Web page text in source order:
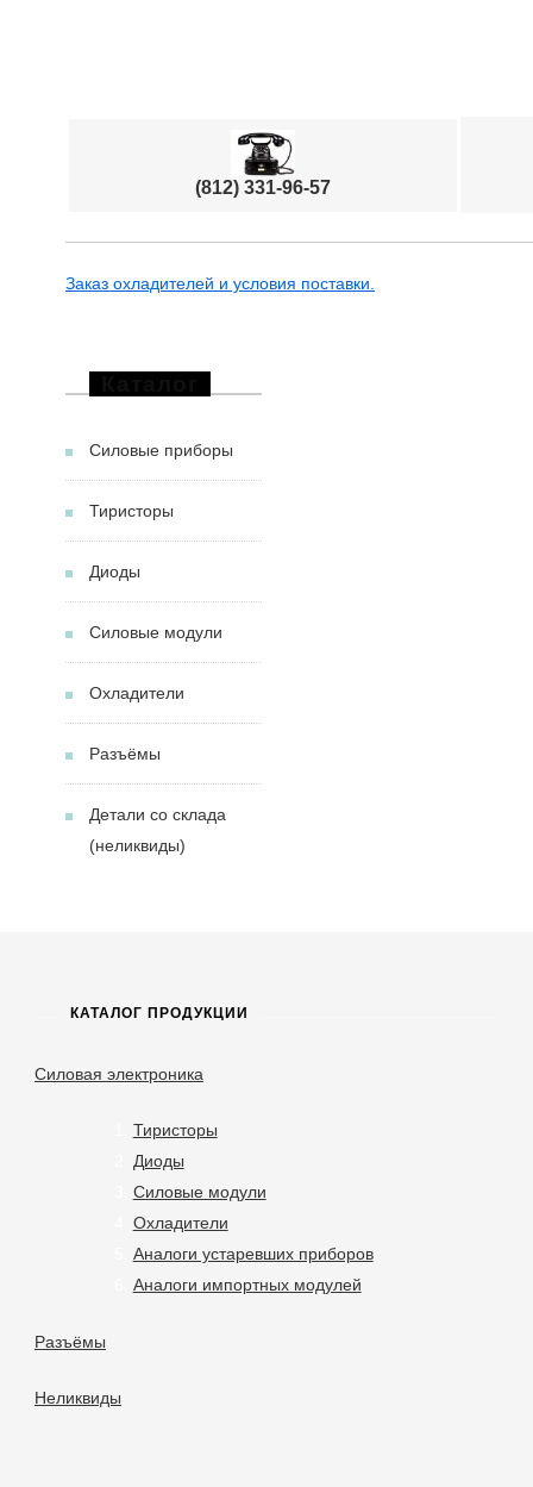
(812) 331-96-57
Заказ охладителей и условия поставки.
Силовые приборы
Тиристоры
Диоды
Силовые модули
Охладители
Разъёмы
Детали со склада
(неликвиды)
КАТАЛОГ ПРОДУКЦИИ
Силовая электроника
Тиристоры
Диоды
Силовые модули
Охладители
Аналоги устаревших приборов
Аналоги импортных модулей
Разъёмы
Неликвиды